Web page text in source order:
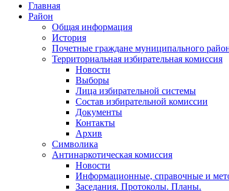
Главная
Район
Общая информация
История
Почетные граждане муниципального
Территориальная избирательная комиссия
Новости
Выборы
Лица избирательной системы
Состав избирательной комиссии
Документы
Контакты
Архив
Символика
Антинаркотическая комиссия
Новости
Информационные, справочные и
Заседания. Протоколы. Планы.